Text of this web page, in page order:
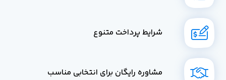
شرایط پرداخت متنوع
مشاوره رایگان برای انتخابی مناسب